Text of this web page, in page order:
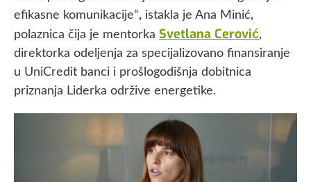
efikasne komunikacije“, istakla je Ana Minić,
polaznica čija je mentorka Svetlana Cerović,
direktorka odeljenja za specijalizovano finansiranje
u UniCredit banci i prošlogodišnja dobitnica
priznanja Liderka održive energetike.